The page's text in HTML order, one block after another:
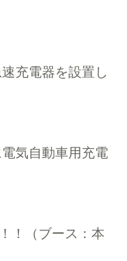
充電器を設置し
気自動車用充電
！（ブース：本